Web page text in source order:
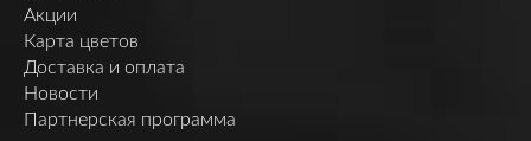
Акции
Карта цветов
Доставка и оплата
Новости
Партнерская программа